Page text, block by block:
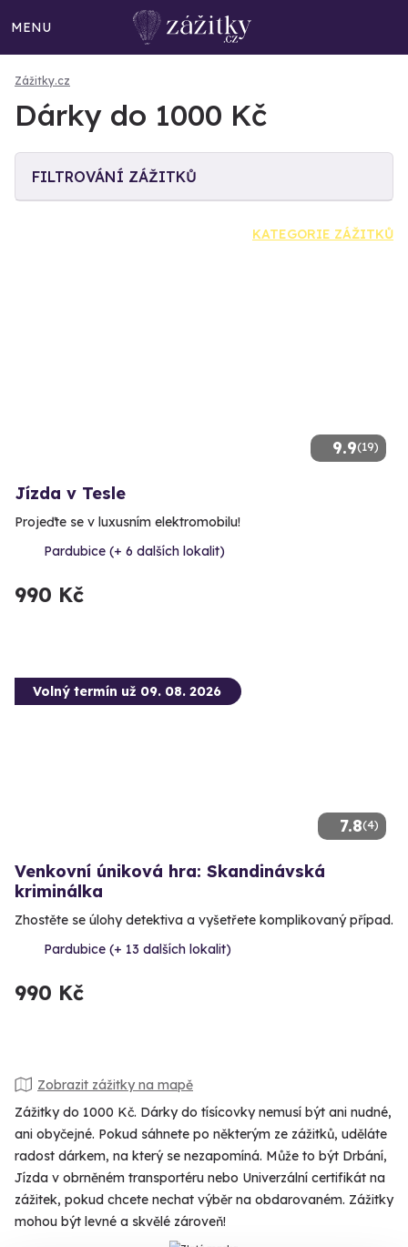
MENU
Zážitky.cz
Dárky do 1000 Kč
FILTROVÁNÍ ZÁŽITKŮ
KATEGORIE ZÁŽITKŮ
9.9(19)
Jízda v Tesle
Projeďte se v luxusním elektromobilu!
Pardubice (+ 6 dalších lokalit)
990 Kč
7.8(4)
Volný termín už 09. 08. 2026
Venkovní úniková hra: Skandinávská
kriminálka
Zhostěte se úlohy detektiva a vyšetřete komplikovaný případ.
Pardubice (+ 13 dalších lokalit)
990 Kč
Zobrazit zážitky na mapě
Zážitky do 1000 Kč. Dárky do tísícovky nemusí být ani nudné,
ani obyčejné. Pokud sáhnete po některým ze zážitků, uděláte
radost dárkem, na který se nezapomíná. Může to být Drbání,
Jízda v obrněném transportéru nebo Univerzální certifikát na
zážitek, pokud chcete nechat výběr na obdarovaném. Zážitky
mohou být levné a skvělé zároveň!